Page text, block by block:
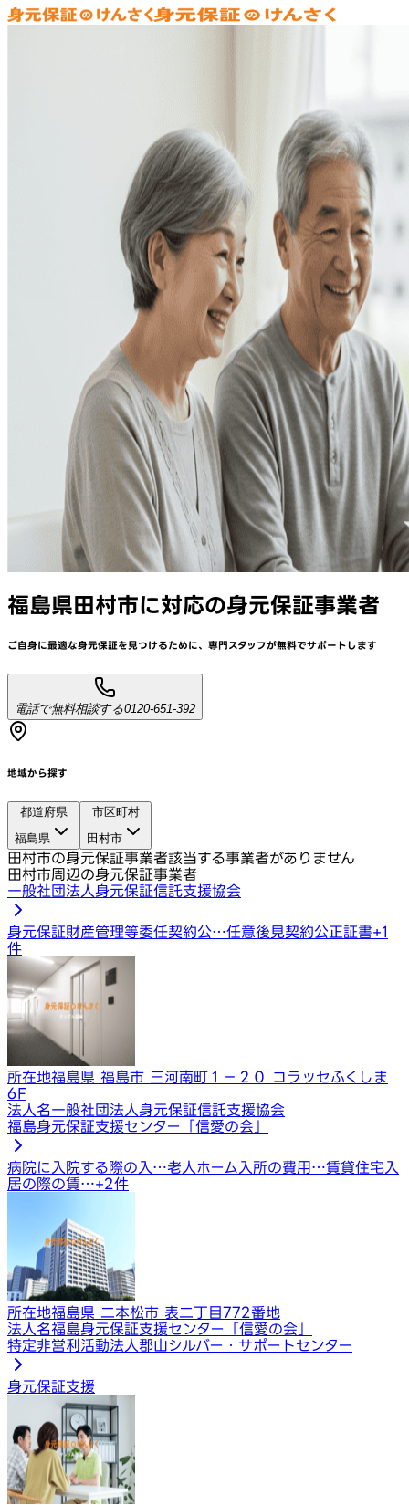
福島県田村市に対応の身元保証事業者
ご自身に最適な身元保証を見つけるために、 専門スタッフが無料でサポートします
電話で無料相談する0120-651-392
地域から探す
都道府県
福島県
市区町村
田村市
田村市の身元保証事業者該当する事業者がありません
田村市周辺の身元保証事業者
一般社団法人身元保証信託支援協会
身元保証財産管理等委任契約公…任意後見契約公正証書+1
件
所在地福島県 福島市 三河南町１−２０ コラッセふくしま
6F
法人名一般社団法人身元保証信託支援協会
福島身元保証支援センター「信愛の会」
病院に入院する際の入…老人ホーム入所の費用…賃貸住宅入
居の際の賃…+2件
所在地福島県 二本松市 表二丁目772番地
法人名福島身元保証支援センター「信愛の会」
特定非営利活動法人郡山シルバー・サポートセンター
身元保証支援